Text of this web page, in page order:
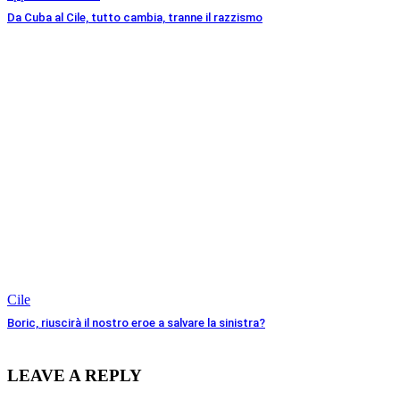
Da Cuba al Cile, tutto cambia, tranne il razzismo
Cile
Boric, riuscirà il nostro eroe a salvare la sinistra?
LEAVE A REPLY